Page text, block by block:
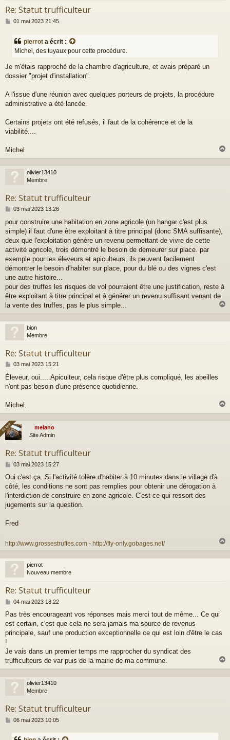
Re: Statut trufficulteur
M
s
g
e
01 mai 2023 21:45
pierrot a écrit :
Michel, des tuyaux pour cette procédure.
Je m'étais rapproché de la chambre d'agriculture, et avais préparé un
dossier "projet d'installation".
A l'issue d'une réunion avec quelques porteurs de projets, la procédure
administrative a été lancée.
Certains projets ont été refusés, il faut de la cohérence et de la
viabilité....
Michel
a
olivier13410
Membre
Re: Statut trufficulteur
M
s
s
a
g
03 mai 2023 13:26
pour construire une habitation en zone agricole (un hangar c'est plus
simple) il faut d'une être exploitant à titre principal (donc SMA suffisante),
deux que l'exploitation génère un revenu permettant de vivre de cette
activité agricole, trois démontré le besoin de demeurer sur place. par
exemple pour les éleveurs et apiculteurs, ils peuvent facilement
démontrer le besoin d'habiter sur place, pour du blé ou des vignes c'est
une autre histoire...
pour des truffes les risques de vol pourraient être une justification, reste à
être exploitant à titre principal et à générer un revenu suffisant venant de
la vente des truffes, pas le plus simple...
u
bion
Membre
Re: Statut trufficulteur
M
s
s
g
03 mai 2023 15:21
Éleveur, oui.....Apiculteur, cela risque d'être plus compliqué, les abeilles
n'ont pas besoin d'une présence quotidienne.
Michel.
a
melano
Site Admin
Re: Statut trufficulteur
M
s
s
a
g
e
03 mai 2023 15:27
Oui c'est ça. Si l'activité tolère d'habiter à 10 minutes dans le village d'à
côté, les conditions ne sont pas remplies pour obtenir une dérogation à
l'interdiction de construire en zone agricole. C'est ce qui ressort des
jugements sur la question.
Fred
http://www.grossestruffes.com - http://fly-only.gobages.net/
u
En ligne
En ligne
pierrot
Nouveau membre
Re: Statut trufficulteur
M
s
s
a
04 mai 2023 18:22
Pas très encourageant vos réponses mais merci tout de même... Ce qui
est certain, c'est que cela ne sera jamais ma source de revenus
principale, sauf une production exceptionnelle ce qui est loin d'être le cas
!
Je vais dans un premier temps me rapprocher du syndicat des
trufficulteurs de var puis de la mairie de ma commune.
a
olivier13410
Membre
Re: Statut trufficulteur
M
s
06 mai 2023 10:05